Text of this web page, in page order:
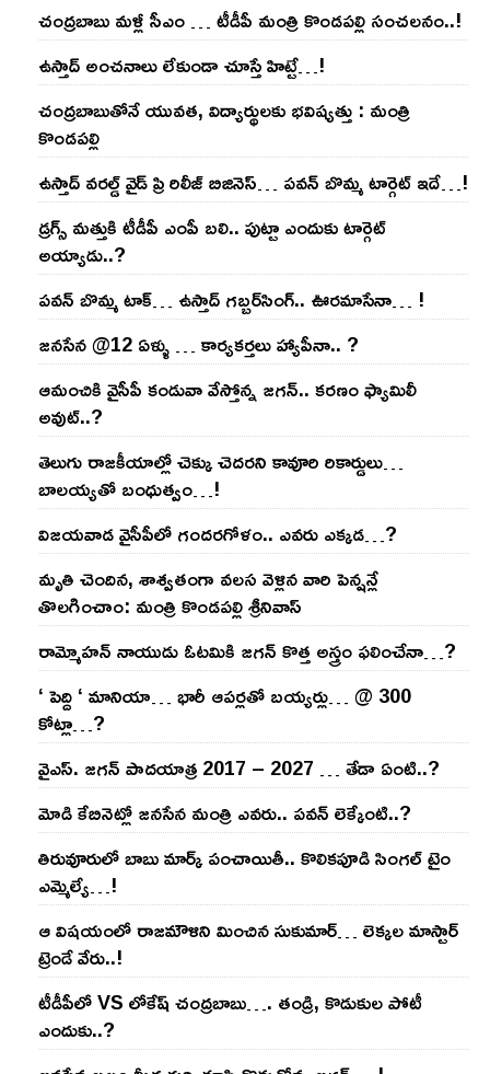
చంద్ర‌బాబు మ‌ళ్లీ సీఎం … టీడీపీ మంత్రి కొండ‌ప‌ల్లి సంచ‌ల‌నం..!
ఉస్తాద్ అంచ‌నాలు లేకుండా చూస్తే హిట్టే…!
చంద్ర‌బాబుతోనే యువ‌త‌, విద్యార్థుల‌కు భ‌విష్య‌త్తు : మంత్రి
కొండ‌ప‌ల్లి
ఉస్తాద్ వ‌ర‌ల్డ్ వైడ్ ప్రి రిలీజ్ బిజినెస్‌… ప‌వ‌న్ బొమ్మ టార్గెట్ ఇదే…!
డ్రగ్స్ మత్తుకి టీడీపీ ఎంపీ బలి.. పుట్టా ఎందుకు టార్గెట్
అయ్యాడు..?
ప‌వ‌న్ బొమ్మ టాక్‌… ఉస్తాద్ గ‌బ్బ‌ర్‌సింగ్‌.. ఊర‌మాసేనా… !
జనసేన @12 ఏళ్ళు … కార్యకర్తలు హ్యాపీనా.. ?
ఆమంచికి వైసీపీ కండువా వేస్తోన్న జ‌గ‌న్‌.. క‌ర‌ణం ఫ్యామిలీ
అవుట్‌..?
తెలుగు రాజ‌కీయాల్లో చెక్కు చెద‌ర‌ని కావూరి రికార్డులు…
బాల‌య్యతో బంధుత్వం…!
విజ‌య‌వాడ వైసీపీలో గంద‌ర‌గోళం.. ఎవ‌రు ఎక్క‌డ‌…?
మృతి చెందిన, శాశ్వతంగా వలస వెళ్లిన వారి పెన్ష‌న్లే
తొల‌గించాం: మంత్రి కొండపల్లి శ్రీనివాస్
రామ్మోహ‌న్ నాయుడు ఓట‌మికి జ‌గ‌న్ కొత్త అస్త్రం ఫ‌లించేనా…?
‘ పెద్ది ‘ మానియా… భారీ ఆప‌ర్ల‌తో బ‌య్య‌ర్లు… @ 300
కోట్లా…?
వైఎస్‌. జ‌గ‌న్ పాద‌యాత్ర 2017 – 2027 … తేడా ఏంటి..?
మోడి కేబినెట్లో జ‌నసేన మంత్రి ఎవ‌రు.. ప‌వ‌న్ లెక్కేంటి..?
తిరువూరులో బాబు మార్క్ పంచాయితీ.. కొలిక‌పూడి సింగ‌ల్ టైం
ఎమ్మెల్యే…!
ఆ విష‌యంలో రాజ‌మౌళిని మించిన సుకుమార్‌… లెక్క‌ల మాస్టార్
ట్రెండే వేరు..!
టీడీపీలో VS లోకేష్ చంద్ర‌బాబు…. తండ్రి, కొడుకుల పోటీ
ఎందుకు..?